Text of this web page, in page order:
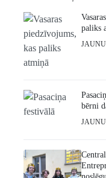
paliks
bērni